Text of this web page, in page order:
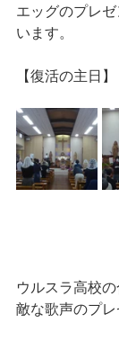
エッグのプレ
います。
【復活の主日】
ウルスラ高校
敵な歌声のプ